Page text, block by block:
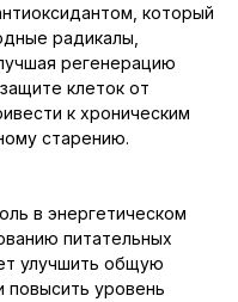
который
радикалы,
регенерацию
клеток от
к хроническим
старению.
в энергетическом
питательных
улучшить общую
повысить уровень